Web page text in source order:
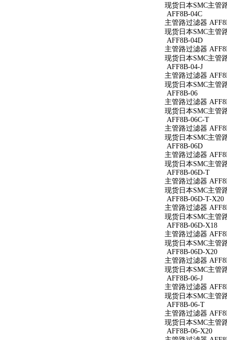
现货日本SMC主管
AFF8B-04C
主管路过滤器
现货日本SMC主管
AFF8B-04D
主管路过滤器
现货日本SMC主管
AFF8B-04-J
主管路过滤器
现货日本SMC主管
AFF8B-06
主管路过滤器
现货日本SMC主管
AFF8B-06C-T
主管路过滤器
现货日本SMC主管
AFF8B-06D
主管路过滤器
现货日本SMC主管
AFF8B-06D-T
主管路过滤器
现货日本SMC主管
AFF8B-06D-T-X20
主管路过滤器
现货日本SMC主管
AFF8B-06D-X18
主管路过滤器
现货日本SMC主管
AFF8B-06D-X20
主管路过滤器
现货日本SMC主管
AFF8B-06-J
主管路过滤器
现货日本SMC主管
AFF8B-06-T
主管路过滤器
现货日本SMC主管
AFF8B-06-X20